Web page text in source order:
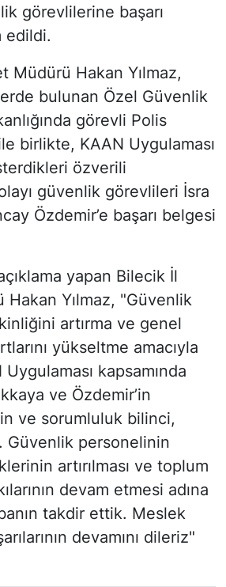
görevlilerine başarı
edildi.
Müdürü Hakan Yılmaz,
bulunan Özel Güvenlik
görevli Polis
birlikte, KAAN Uygulaması
özverili
güvenlik görevlileri İsra
Özdemir’e başarı belgesi
yapan Bilecik İl
Hakan Yılmaz, "Güvenlik
artırma ve genel
yükseltme amacıyla
kapsamında
ve Özdemir’in
ve sorumluluk bilinci,
Güvenlik personelinin
artırılması ve toplum
devam etmesi adına
takdir ettik. Meslek
devamını dileriz"